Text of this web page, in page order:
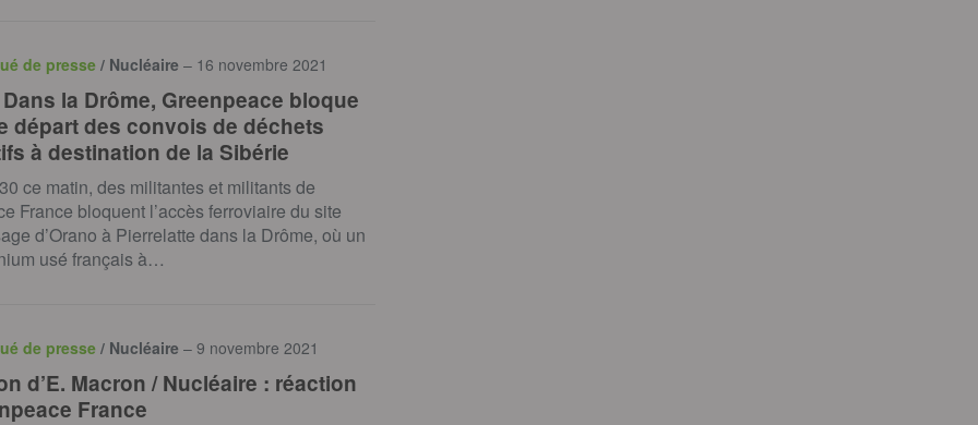
de presse / Nucléaire – 16 novembre 2021
la Drôme, Greenpeace bloque
départ des convois de déchets
à destination de la Sibérie
ce matin, des militantes et militants de
France bloquent l’accès ferroviaire du site
d’Orano à Pierrelatte dans la Drôme, où un
usé français à…
de presse / Nucléaire – 9 novembre 2021
d’E. Macron / Nucléaire : réaction
France